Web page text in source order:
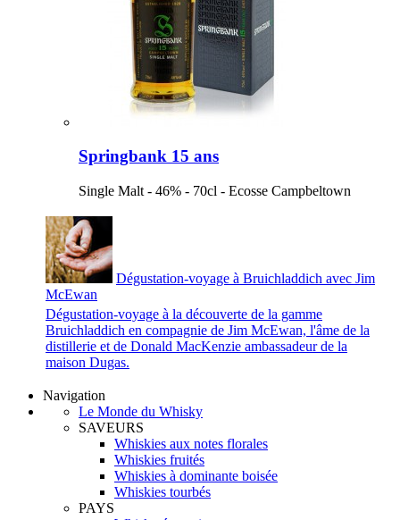
Springbank 15 ans
Single Malt - 46% - 70cl - Ecosse Campbeltown
Dégustation-voyage à Bruichladdich avec Jim
McEwan
Dégustation-voyage à la découverte de la gamme
Bruichladdich en compagnie de Jim McEwan, l'âme de la
distillerie et de Donald MacKenzie ambassadeur de la
maison Dugas.
Navigation
Le Monde du Whisky
SAVEURS
Whiskies aux notes florales
Whiskies fruités
Whiskies à dominante boisée
Whiskies tourbés
PAYS